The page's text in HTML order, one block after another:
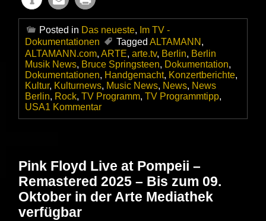
Posted in Das neueste, Im TV -
Dokumentationen
Tagged ALTAMANN ,
ALTAMANN.com, ARTE, arte.tv, Berlin, Berlin
Musik News, Bruce Springsteen, Dokumentation,
Dokumentationen, Handgemacht, Konzertberichte,
Kultur, Kulturnews, Music News, News, News
Berlin, Rock, TV Programm, TV Programmtipp,
USA1 Kommentarzu
Bruce
Freund
–
Dokumentation
auf
arte.tv
Pink Floyd Live at Pompeii –
Remastered 2025 – Bis zum 09.
Oktober in der Arte Mediathek
verfügbar